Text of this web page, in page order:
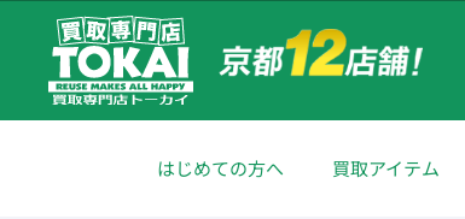
はじめての方へ 買取アイテム